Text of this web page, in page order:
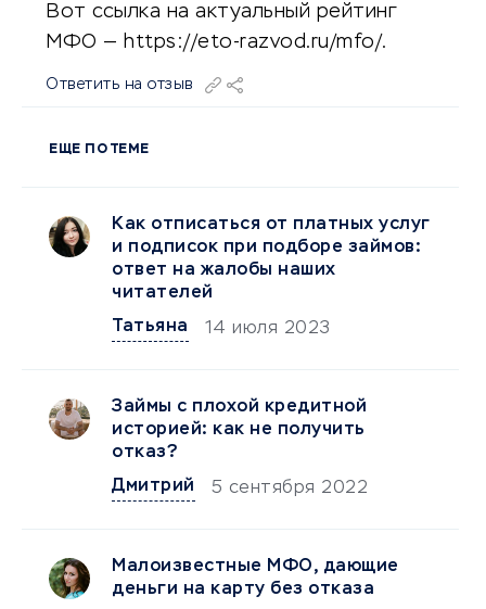
Вот ссылка на актуальный рейтинг
МФО — https://eto-razvod.ru/mfo/.
Ответить на отзыв
ЕЩЕ ПО ТЕМЕ
Как отписаться от платных услуг
и подписок при подборе займов:
ответ на жалобы наших
читателей
Татьяна
14 июля 2023
Займы с плохой кредитной
историей: как не получить
отказ?
Дмитрий
5 сентября 2022
Малоизвестные МФО, дающие
деньги на карту без отказа